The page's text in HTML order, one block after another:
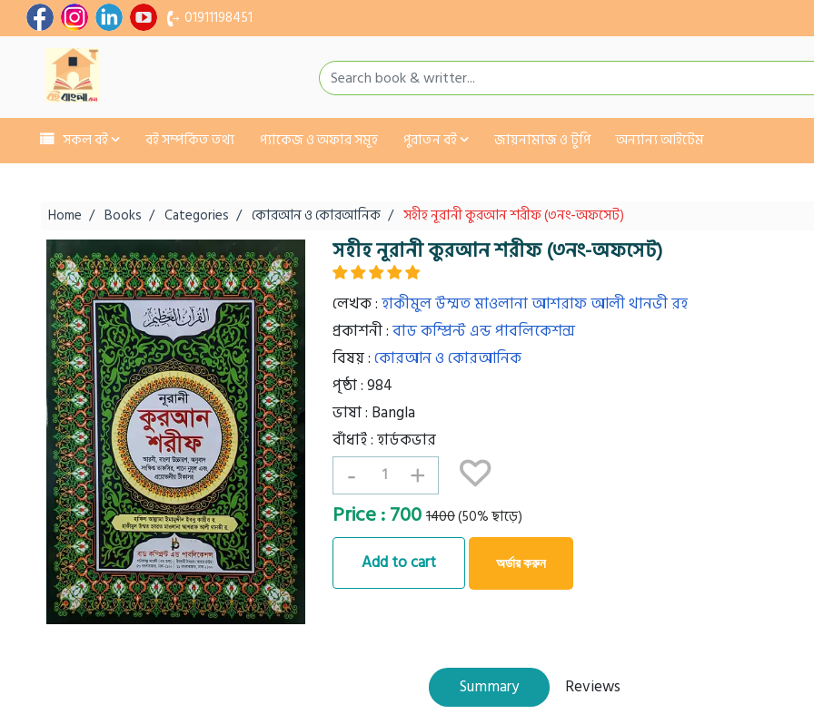
01911198451
সকল বই বই সম্পর্কিত তথ্য প্যাকেজ ও অফার সমূহ পুরাতন বই জায়নামাজ ও টুপি অন্যান্য আইটেম
Home Books Categories কোরআন ও কোরআনিক সহীহ নূরানী কুরআন শরীফ (৩নং-অফসেট)
সহীহ নূরানী কুরআন শরীফ (৩নং-অফসেট)
লেখক :হাকীমুল উম্মত মাওলানা আশরাফ আলী থানভী রহ
প্রকাশনী :বাড কম্প্রিন্ট এন্ড পাবলিকেশন্স
বিষয় :কোরআন ও কোরআনিক
পৃষ্ঠা : 984
ভাষা : Bangla
বাঁধাই : হার্ডকভার
- +
Price : 700 1400(50% ছাড়ে)
Add to cart অর্ডার করুন
Summary Reviews